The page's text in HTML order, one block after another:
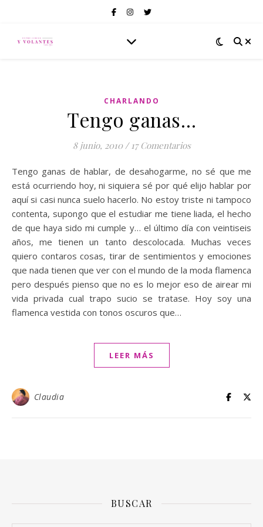
CHARLANDO
Tengo ganas…
8 junio, 2010 / 17 Comentarios
Tengo ganas de hablar, de desahogarme, no sé que me
está ocurriendo hoy, ni siquiera sé por qué elijo hablar por
aquí si casi nunca suelo hacerlo. No estoy triste ni tampoco
contenta, supongo que el estudiar me tiene liada, el hecho
de que haya sido mi cumple y… el último día con veintiseis
años, me tienen un tanto descolocada. Muchas veces
quiero contaros cosas, tirar de sentimientos y emociones
que nada tienen que ver con el mundo de la moda flamenca
pero después pienso que no es lo mejor eso de airear mi
vida privada cual trapo sucio se tratase. Hoy soy una
flamenca vestida con tonos oscuros que…
LEER MÁS
Claudia
BUSCAR